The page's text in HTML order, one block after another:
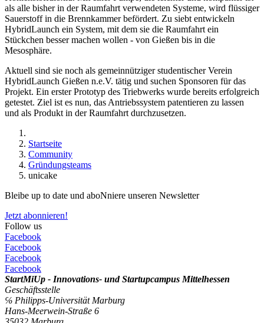
als alle bisher in der Raumfahrt verwendeten Systeme, wird flüssiger
Sauerstoff in die Brennkammer befördert. Zu siebt entwickeln
HybridLaunch ein System, mit dem sie die Raumfahrt ein
Stückchen besser machen wollen - von Gießen bis in die
Mesosphäre.
Aktuell sind sie noch als gemeinnütziger studentischer Verein
HybridLaunch Gießen n.e.V. tätig und suchen Sponsoren für das
Projekt. Ein erster Prototyp des Triebwerks wurde bereits erfolgreich
getestet. Ziel ist es nun, das Antriebssystem patentieren zu lassen
und als Produkt in der Raumfahrt durchzusetzen.
Startseite
Community
Gründungsteams
unicake
Bleibe up to date und aboNniere unseren Newsletter
Jetzt abonnieren!
Follow us
Facebook
Facebook
Facebook
Facebook
StartMiUp - Innovations- und Startupcampus Mittelhessen
Geschäftsstelle
℅ Philipps-Universität Marburg
Hans-Meerwein-Straße 6